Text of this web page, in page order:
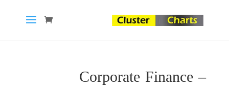
– Corporate Finance